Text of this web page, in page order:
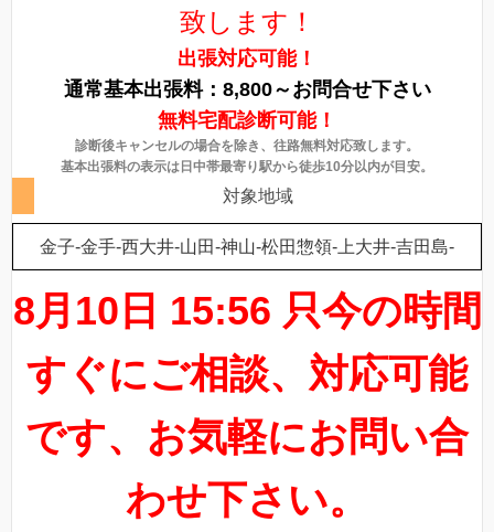
致します！
出張対応可能！
通常基本出張料：8,800～お問合せ下さい
無料宅配診断可能！
診断後キャンセルの場合を除き、往路無料対応致します。
基本出張料の表示は日中帯最寄り駅から徒歩10分以内が目安。
対象地域
金子-金手-西大井-山田-神山-松田惣領-上大井-吉田島-
8月10日 15:56 只今の時間
すぐにご相談、対応可能
です、お気軽にお問い合
わせ下さい。